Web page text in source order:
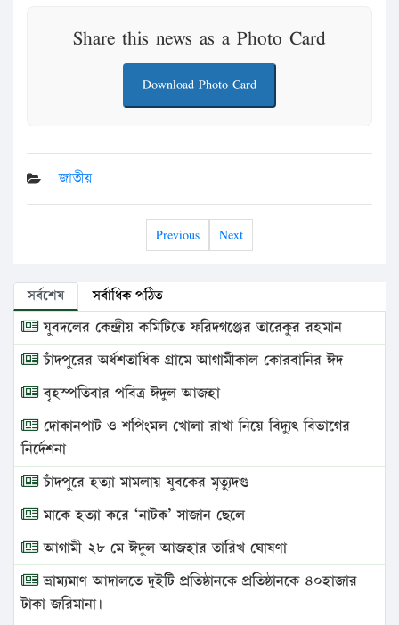
Share this news as a Photo Card
Download Photo Card
জাতীয়
Previous Next
সর্বশেষ সর্বাধিক পঠিত
যুবদলের কেন্দ্রীয় কমিটিতে ফরিদগঞ্জের তারেকুর রহমান
চাঁদপুরের অর্ধশতাধিক গ্রামে আগামীকাল কোরবানির ঈদ
বৃহস্পতিবার পবিত্র ঈদুল আজহা
দোকানপাট ও শপিংমল খোলা রাখা নিয়ে বিদ্যুৎ বিভাগের
নির্দেশনা
চাঁদপুরে হত্যা মামলায় যুবকের মৃত্যুদণ্ড
মাকে হত্যা করে ‘নাটক’ সাজান ছেলে
আগামী ২৮ মে ঈদুল আজহার তারিখ ঘোষণা
ভ্রাম্যমাণ আদালতে দুইটি প্রতিষ্ঠানকে প্রতিষ্ঠানকে ৪০হাজার
টাকা জরিমানা।